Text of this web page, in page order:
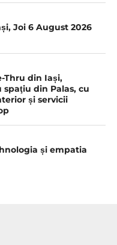
Joi 6 August 2026
Thru din Iași,
din Palas, cu
și servicii
și empatia